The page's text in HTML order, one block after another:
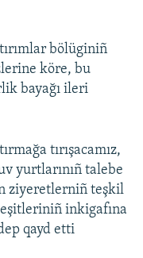
bölüginiñ
köre, bu
bayağı ileri
tırışacamız,
yurtlarınıñ talebe
ziyeretlerniñ teşkil
inkigafına
qayd etti